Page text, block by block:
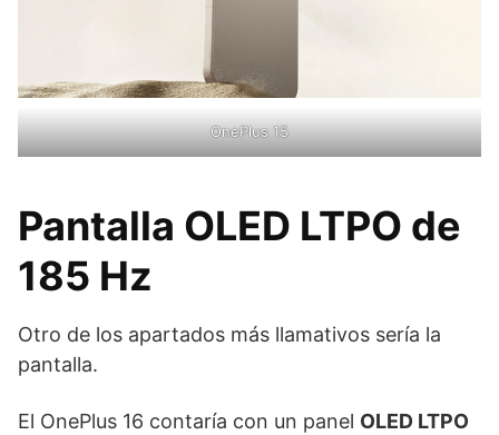
OnePlus 15
Pantalla OLED LTPO de
185 Hz
Otro de los apartados más llamativos sería la
pantalla.
El OnePlus 16 contaría con un panel OLED LTPO